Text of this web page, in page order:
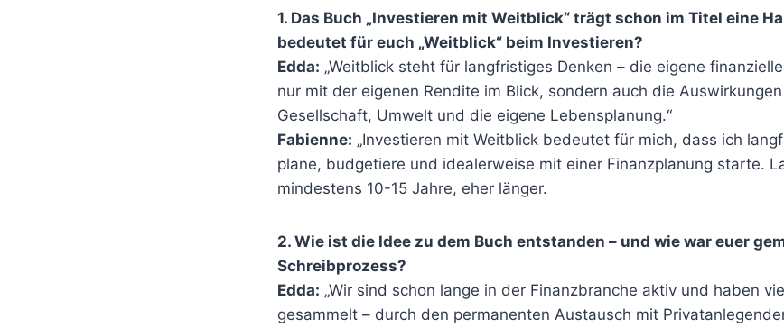
1. Das Buch „Investieren mit Weitblick“ trägt schon im Titel eine
bedeutet für euch „Weitblick“ beim Investieren?
Edda: „Weitblick steht für langfristiges Denken – die eigene
nur mit der eigenen Rendite im Blick, sondern auch die
Gesellschaft, Umwelt und die eigene Lebensplanung.“
Fabienne: „Investieren mit Weitblick bedeutet für mich, dass ich
plane, budgetiere und idealerweise mit einer Finanzplanung starte.
mindestens 10-15 Jahre, eher länger.
2. Wie ist die Idee zu dem Buch entstanden – und wie war euer
Schreibprozess?
Edda: „Wir sind schon lange in der Finanzbranche aktiv und haben
gesammelt – durch den permanenten Austausch mit